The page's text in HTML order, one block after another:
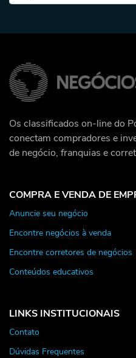
Os classificados on-line do
conectam compradores e
de negócio, franquias e
COMPRA E VENDA DE
Anuncie seu negócio
Encontre negócios à venda
Encontre corretores de negócios
Conteúdos educativos
LINKS INSTITUCIONAIS
Contato
Dúvidas Frequentes